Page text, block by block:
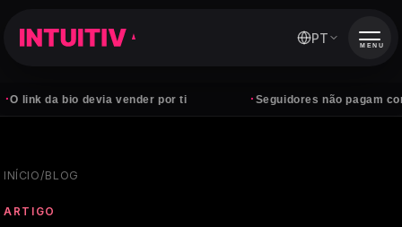
bio devia vender por ti Seguidores não pagam contas —
PT MENU
INÍCIO/BLOG
ARTIGO